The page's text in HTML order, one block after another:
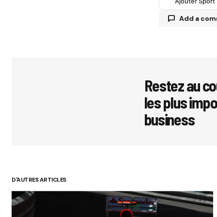
Add a
Comment*
Submit
Restez au
les plus
business
D'AUTRES ARTICLES